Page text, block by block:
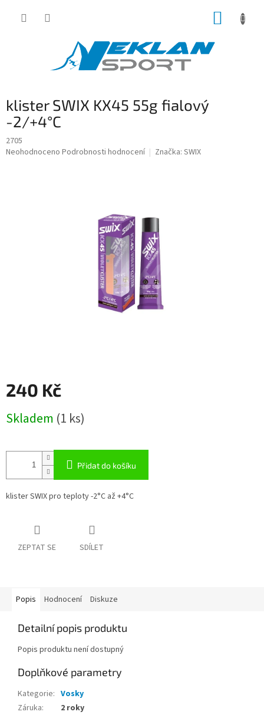
klister SWIX KX45 55g fialový
-2/+4°C
2705
Průměrné
Neohodnoceno Podrobnosti hodnocení Značka: SWIX
240 Kč
cena:
Skladem (1 ks)
Přidat do košíku
klister SWIX pro teploty -2°C až +4°C
ZEPTAT SE SDÍLET
Popis Hodnocení Diskuze
Detailní popis produktu
Popis produktu není dostupný
Doplňkové parametry
Kategorie: Vosky
Záruka: 2 roky